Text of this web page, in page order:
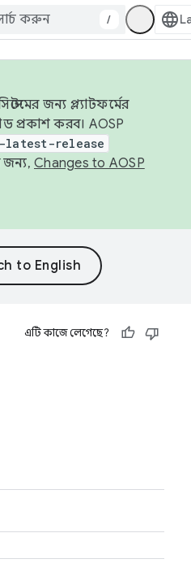
/
জন্য প্ল্যাটফর্মের
প্রকাশ করব। AOSP
latest-release
জন্য, Changes to AOSP
এটি কাজে লেগেছে?